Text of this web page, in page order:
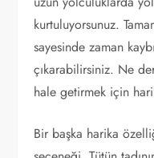
kurtuluyorsunuz.
sayesinde zaman
çıkarabilirsiniz. Ne
hale getirmek için
Bir başka harika